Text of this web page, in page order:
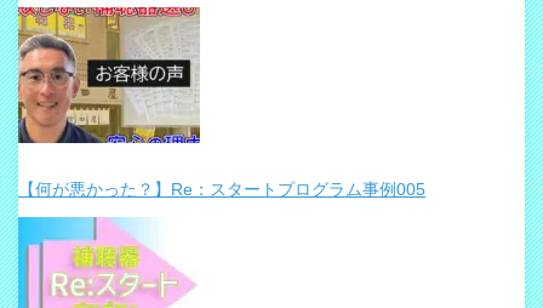
【何が悪かった？】Re：スタートプログラム事例005